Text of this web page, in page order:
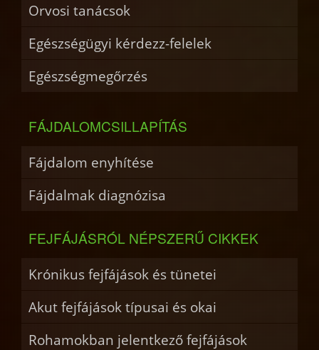
Orvosi tanácsok
Egészségügyi kérdezz-felelek
Egészségmegőrzés
FÁJDALOMCSILLAPÍTÁS
Fájdalom enyhítése
Fájdalmak diagnózisa
FEJFÁJÁSRÓL NÉPSZERŰ CIKKEK
Krónikus fejfájások és tünetei
Akut fejfájások típusai és okai
Rohamokban jelentkező fejfájások